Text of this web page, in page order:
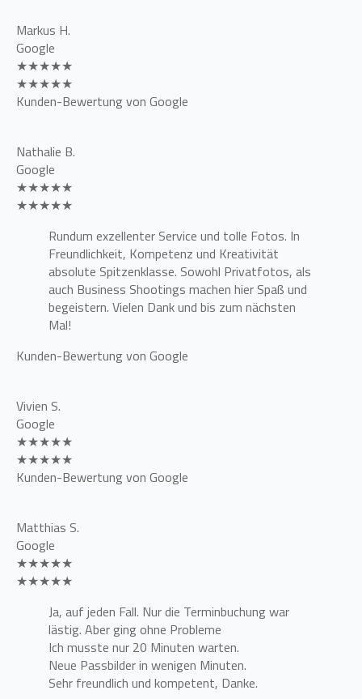
Markus H.
Google
★★★★★
★★★★★
Kunden-Bewertung von Google
Nathalie B.
Google
★★★★★
★★★★★
Rundum exzellenter Service und tolle Fotos. In
Freundlichkeit, Kompetenz und Kreativität
absolute Spitzenklasse. Sowohl Privatfotos, als
auch Business Shootings machen hier Spaß und
begeistern. Vielen Dank und bis zum nächsten
Mal!
Kunden-Bewertung von Google
Vivien S.
Google
★★★★★
★★★★★
Kunden-Bewertung von Google
Matthias S.
Google
★★★★★
★★★★★
Ja, auf jeden Fall. Nur die Terminbuchung war
lästig. Aber ging ohne Probleme
Ich musste nur 20 Minuten warten.
Neue Passbilder in wenigen Minuten.
Sehr freundlich und kompetent, Danke.